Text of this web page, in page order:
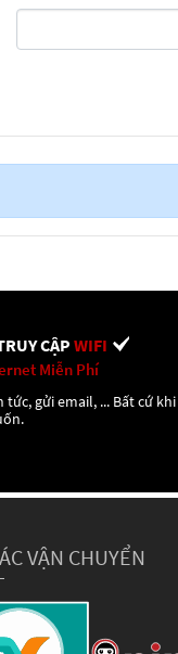
CẬP WIFI
Miễn Phí
tức, gửi email, ... Bất cứ khi
VẬN CHUYỂN